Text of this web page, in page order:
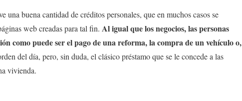
una buena cantidad de créditos personales, que en muchos casos se
web creadas para tal fin. Al igual que los negocios, las personas
como puede ser el pago de una reforma, la compra de un vehículo o,
del día, pero, sin duda, el clásico préstamo que se le concede a las
vivienda.